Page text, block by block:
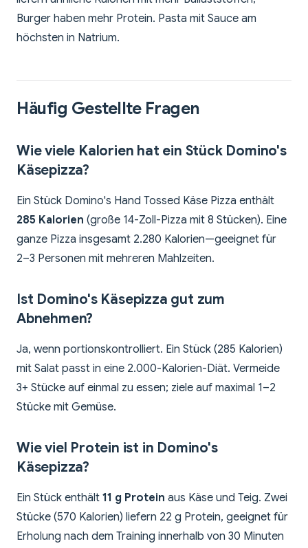
Burger haben mehr Protein. Pasta mit Sauce am
höchsten in Natrium.
Häufig Gestellte Fragen
Wie viele Kalorien hat ein Stück Domino's
Käsepizza?
Ein Stück Domino's Hand Tossed Käse Pizza enthält
285 Kalorien (große 14-Zoll-Pizza mit 8 Stücken). Eine
ganze Pizza insgesamt 2.280 Kalorien—geeignet für
2–3 Personen mit mehreren Mahlzeiten.
Ist Domino's Käsepizza gut zum
Abnehmen?
Ja, wenn portionskontrolliert. Ein Stück (285 Kalorien)
mit Salat passt in eine 2.000-Kalorien-Diät. Vermeide
3+ Stücke auf einmal zu essen; ziele auf maximal 1–2
Stücke mit Gemüse.
Wie viel Protein ist in Domino's
Käsepizza?
Ein Stück enthält 11 g Protein aus Käse und Teig. Zwei
Stücke (570 Kalorien) liefern 22 g Protein, geeignet für
Erholung nach dem Training innerhalb von 30 Minuten